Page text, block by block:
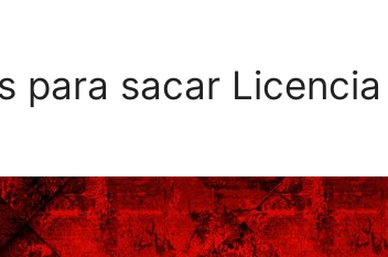
para sacar